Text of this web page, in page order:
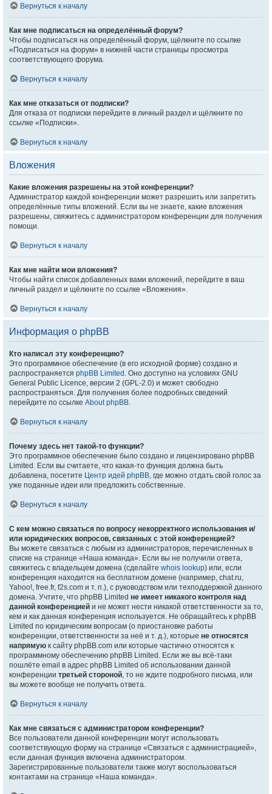
Вернуться к началу
Как мне подписаться на определённый форум?
Чтобы подписаться на определённый форум, щёлкните по ссылке
«Подписаться на форум» в нижней части страницы просмотра
соответствующего форума.
Вернуться к началу
Как мне отказаться от подписки?
Для отказа от подписки перейдите в личный раздел и щёлкните по
ссылке «Подписки».
Вернуться к началу
Вложения
Какие вложения разрешены на этой конференции?
Администратор каждой конференции может разрешить или запретить
определённые типы вложений. Если вы не знаете, какие вложения
разрешены, свяжитесь с администратором конференции для получения
помощи.
Вернуться к началу
Как мне найти мои вложения?
Чтобы найти список добавленных вами вложений, перейдите в ваш
личный раздел и щёлкните по ссылке «Вложения».
Вернуться к началу
Информация о phpBB
Кто написал эту конференцию?
Это программное обеспечение (в его исходной форме) создано и
распространяется phpBB Limited . Оно доступно на условиях GNU
General Public Licence, версии 2 (GPL-2.0) и может свободно
распространяться. Для получения более подробных сведений
перейдите по ссылке About phpBB.
Вернуться к началу
Почему здесь нет такой-то функции?
Это программное обеспечение было создано и лицензировано phpBB
Limited. Если вы считаете, что какая-то функция должна быть
добавлена, посетите Центр идей phpBB, где можно отдать свой голос за
уже поданные идеи или предложить собственные.
Вернуться к началу
С кем можно связаться по вопросу некорректного использования и/
или юридических вопросов, связанных с этой конференцией?
Вы можете связаться с любым из администраторов, перечисленных в
списке на странице «Наша команда». Если вы не получили ответа,
свяжитесь с владельцем домена (сделайте whois lookup) или, если
конференция находится на бесплатном домене (например, chat.ru,
Yahoo!, free.fr, f2s.com и т. п.), с руководством или техподдержкой данного
домена. Учтите, что phpBB Limited не имеет никакого контроля над
данной конференцией и не может нести никакой ответственности за то,
кем и как данная конференция используется. Не обращайтесь к phpBB
Limited по юридическим вопросам (о приостановке работы
конференции, ответственности за неё и т. д.), которые не относятся
напрямую к сайту phpBB.com или которые частично относятся к
программному обеспечению phpBB Limited. Если же вы всё-таки
пошлёте email в адрес phpBB Limited об использовании данной
конференции третьей стороной, то не ждите подробного письма, или
вы можете вообще не получить ответа.
Вернуться к началу
Как мне связаться с администратором конференции?
Все пользователи данной конференции могут использовать
соответствующую форму на странице «Связаться с администрацией»,
если данная функция включена администратором.
Зарегистрированные пользователи также могут воспользоваться
контактами на странице «Наша команда».